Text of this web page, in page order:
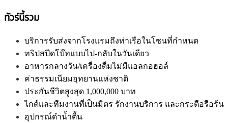
ทัวร์นี้รวม
บริการรับส่งจากโรงแรมถึงท่าเรือในโซนที่กำหนด
ทริปสปีดโบ๊ทแบบไป-กลับในวันเดียว
อาหารกลางวัน/เครื่องดื่มไม่มีแอลกอฮอล์
ค่าธรรมเนียมอุทยานแห่งชาติ
ประกันชีวิตสูงสุด 1,000,000 บาท
ไกด์และทีมงานที่เป็นมิตร รักงานบริการ และกระตือรือร้น
อุปกรณ์ดำน้ำตื้น